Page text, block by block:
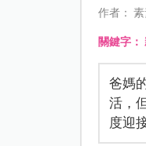
作者：
關鍵字：
爸媽
活，
度迎